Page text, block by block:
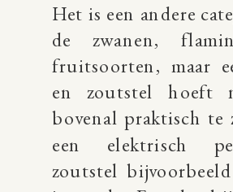
Het is een andere
de zwanen,
fruitsoorten, maar
en zoutstel hoeft
bovenal praktisch te
een elektrisch
zoutstel